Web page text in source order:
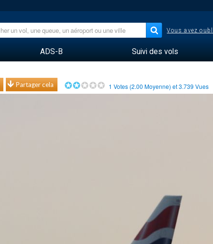
Vous avez
ADS-B Suivi des vols
Partager cela 1 Votes (2.00 Moyenne) et3.739 Vues